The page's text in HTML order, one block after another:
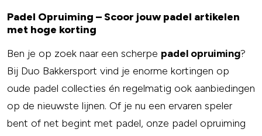
Padel Opruiming – Scoor jouw padel artikelen
met hoge korting
Ben je op zoek naar een scherpe padel opruiming?
Bij Duo Bakkersport vind je enorme kortingen op
oude padel collecties én regelmatig ook aanbiedingen
op de nieuwste lijnen. Of je nu een ervaren speler
bent of net begint met padel, onze padel opruiming